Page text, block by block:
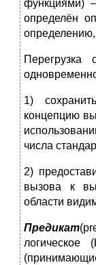
функциями)
определён
Перегрузка
1)
концепцию
числа
2)
вызова к
области
Предикат
логическое